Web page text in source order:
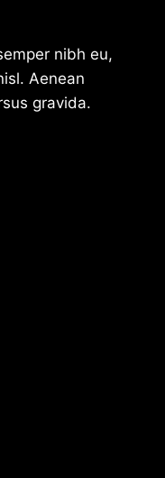
nibh eu,
Aenean
gravida.